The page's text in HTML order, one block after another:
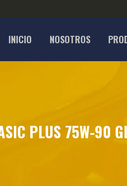
INICIO NOSOTROS
PLUS 75W-90